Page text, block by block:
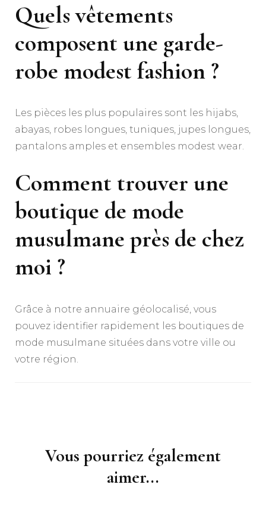
Quels vêtements
composent une garde-
robe modest fashion ?
Les pièces les plus populaires sont les hijabs,
abayas, robes longues, tuniques, jupes longues,
pantalons amples et ensembles modest wear.
Comment trouver une
boutique de mode
musulmane près de chez
moi ?
Grâce à notre annuaire géolocalisé, vous
pouvez identifier rapidement les boutiques de
mode musulmane situées dans votre ville ou
votre région.
Vous pourriez également
aimer...